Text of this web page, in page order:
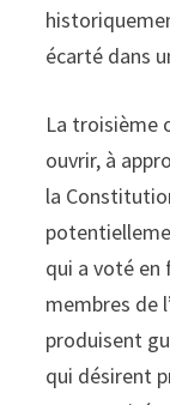
écarté dans
La troisième
ouvrir, à
la
qui a voté en
membres de
produisent
qui désirent